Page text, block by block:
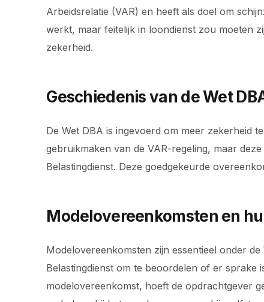
Arbeidsrelatie (VAR) en heeft als doel om
werkt, maar feitelijk in loondienst zou moeten
zekerheid.
Geschiedenis van de Wet
De Wet DBA is ingevoerd om meer zekerheid
gebruikmaken van de VAR-regeling, maar
Belastingdienst. Deze goedgekeurde
Modelovereenkomsten en
Modelovereenkomsten zijn essentieel onder
Belastingdienst om te beoordelen of er sprake
modelovereenkomst, hoeft de opdrachtgever